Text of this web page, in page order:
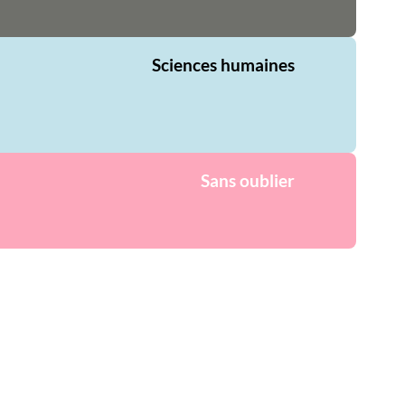
Sciences humaines
Sans oublier